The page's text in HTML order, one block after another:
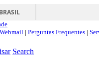
BRASIL
Webmail | Perguntas Frequentes |
Search